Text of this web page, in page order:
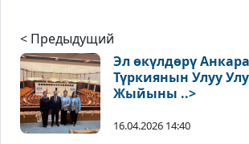
< Предыдущий
Эл өкүлдөрү
Түркиянын Улуу
Жыйыны ..>
16.04.2026 14:40